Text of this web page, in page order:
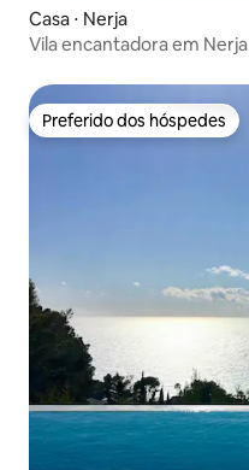
Casa ⋅ Nerja
Vila encantadora em Nerja
Preferido dos hóspedes
Preferido dos hóspedes